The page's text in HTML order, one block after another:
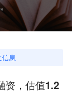
息
资，估值1.2